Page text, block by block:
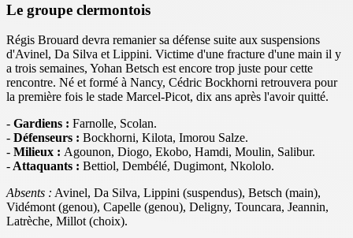
Le groupe clermontois
Régis Brouard devra remanier sa défense suite aux suspensions
d'Avinel, Da Silva et Lippini. Victime d'une fracture d'une main il y
a trois semaines, Yohan Betsch est encore trop juste pour cette
rencontre. Né et formé à Nancy, Cédric Bockhorni retrouvera pour
la première fois le stade Marcel-Picot, dix ans après l'avoir quitté.
- Gardiens : Farnolle, Scolan.
- Défenseurs : Bockhorni, Kilota, Imorou Salze.
- Milieux : Agounon, Diogo, Ekobo, Hamdi, Moulin, Salibur.
- Attaquants : Bettiol, Dembélé, Dugimont, Nkololo.
Absents : Avinel, Da Silva, Lippini (suspendus), Betsch (main),
Vidémont (genou), Capelle (genou), Deligny, Touncara, Jeannin,
Latrèche, Millot (choix).